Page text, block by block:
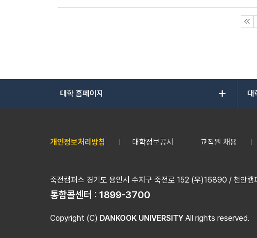
대학 홈페이지 add 대
개인정보처리방침 대학정보공시 교직원 채용
죽전캠퍼스 경기도 용인시 수지구 죽전로 152 (우)16890 / 천안
통합콜센터 : 1899-3700
Copyright (C) DANKOOK UNIVERSITY All rights reserved.